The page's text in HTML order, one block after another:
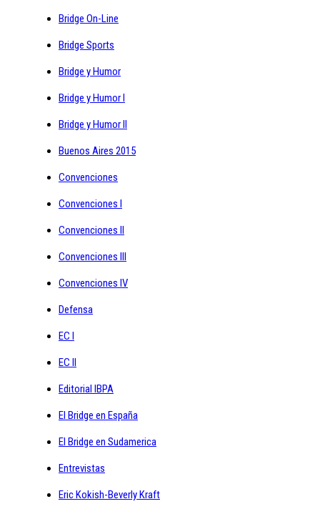
Bridge On-Line
Bridge Sports
Bridge y Humor
Bridge y Humor I
Bridge y Humor II
Buenos Aires 2015
Convenciones
Convenciones I
Convenciones II
Convenciones III
Convenciones IV
Defensa
EC I
EC II
Editorial IBPA
El Bridge en España
El Bridge en Sudamerica
Entrevistas
Eric Kokish-Beverly Kraft